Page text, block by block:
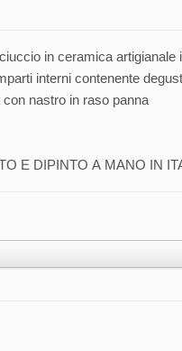
in ceramica artigianale
interni contenente
nastro in raso panna
E DIPINTO A MANO IN